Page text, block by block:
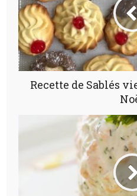
Recette de Sablés